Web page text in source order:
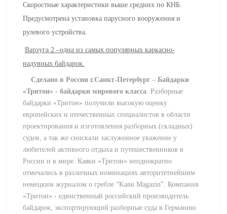
Скоростные характеристики выше средних по КНБ.
Предусмотрена установка парусного вооружения и
рулевого устройства.
Варзуга 2 –одна из самых популярных каркасно-
надувных байдарок.
Сделано в России г.Санкт-Петербург – Байдарки
«Тритон» - байдарки мирового класса Разборные
байдарки «Тритон» получили высокую оценку
европейских и отечественных специалистов в области
проектирования и изготовления разборных (складных)
судов, а так же снискали заслуженное уважение у
любителей активного отдыха и путешественников в
России и в мире. Каяки «Тритон» неоднократно
отмечались в различных номинациях авторитетнейшим
немецким журналом о гребле “Kanu Magazin”. Компания
«Тритон» - единственный российский производитель
байдарок, экспортирующий разборные суда в Германию.